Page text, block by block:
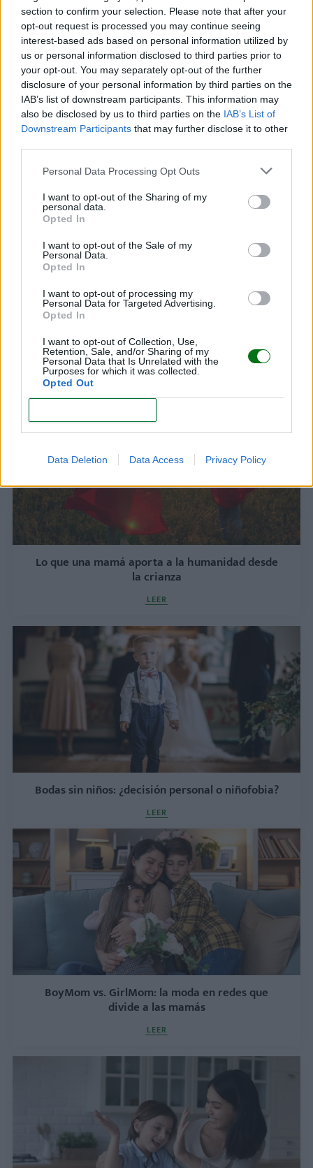
section to confirm your selection. Please note that after your
opt-out request is processed you may continue seeing
interest-based ads based on personal information utilized by
us or personal information disclosed to third parties prior to
your opt-out. You may separately opt-out of the further
disclosure of your personal information by third parties on the
IAB’s list of downstream participants. This information may
also be disclosed by us to third parties on the IAB’s List of
Downstream Participants that may further disclose it to other
Personal Data Processing Opt Outs
I want to opt-out of the Sharing of my
personal data.
Opted In
I want to opt-out of the Sale of my
Personal Data.
Opted In
I want to opt-out of processing my
Personal Data for Targeted Advertising.
Opted In
I want to opt-out of Collection, Use,
Retention, Sale, and/or Sharing of my
Personal Data that Is Unrelated with the
Purposes for which it was collected.
Opted Out
Data Deletion Data Access Privacy Policy
crianza
Edurne Romo
Te puede interesar…
Hacks de mamás que facilitan la crianza
Lo que una mamá aporta a la humanidad desde
la crianza
LEER
Bodas sin niños: ¿decisión personal o niñofobia?
LEER
BoyMom vs. GirlMom: la moda en redes que
divide a las mamás
LEER